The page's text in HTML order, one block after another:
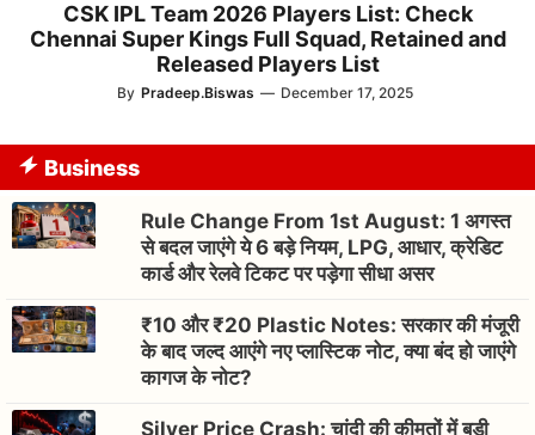
CSK IPL Team 2026 Players List: Check
Chennai Super Kings Full Squad, Retained and
Released Players List
By Pradeep.Biswas — December 17, 2025
Business
Rule Change From 1st August: 1 अगस्त
से बदल जाएंगे ये 6 बड़े नियम, LPG, आधार, क्रेडिट
कार्ड और रेलवे टिकट पर पड़ेगा सीधा असर
₹10 और ₹20 Plastic Notes: सरकार की मंजूरी
के बाद जल्द आएंगे नए प्लास्टिक नोट, क्या बंद हो जाएंगे
कागज के नोट?
Silver Price Crash: चांदी की कीमतों में बड़ी